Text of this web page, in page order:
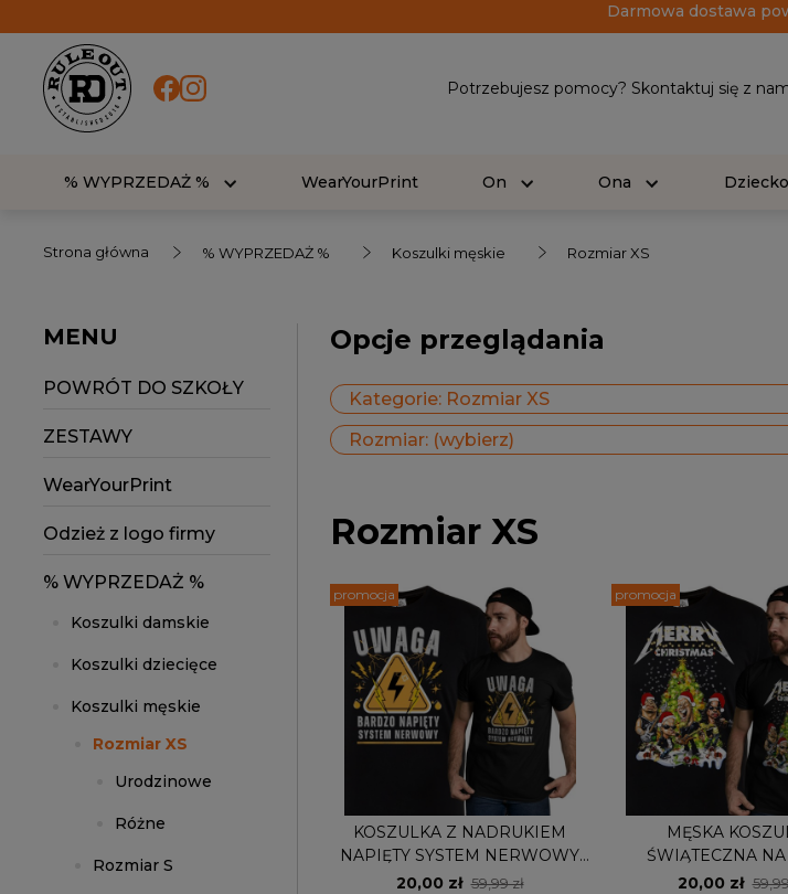
Darmowa dostawa
Potrzebujesz pomocy? Skontaktuj się z
% WYPRZEDAŻ % WearYourPrint On Ona Dziecko
Strona główna % WYPRZEDAŻ % Koszulki męskie Rozmiar XS
MENU
POWRÓT DO SZKOŁY
ZESTAWY
WearYourPrint
Odzież z logo firmy
% WYPRZEDAŻ %
Koszulki damskie
Koszulki dziecięce
Koszulki męskie
Rozmiar XS
Urodzinowe
Różne
Rozmiar S
Opcje przeglądania
Kategorie: Rozmiar XS
Rozmiar: (wybierz)
Rozmiar XS
KOSZULKA Z NADRUKIEM
NAPIĘTY SYSTEM NERWOWY
ŚMIESZNY PREZENT DLA
20,00 zł 59,99 zł
promocja
MĘSKA
ŚWIĄTECZNA
NARODZENIE
20,00 zł
promocja